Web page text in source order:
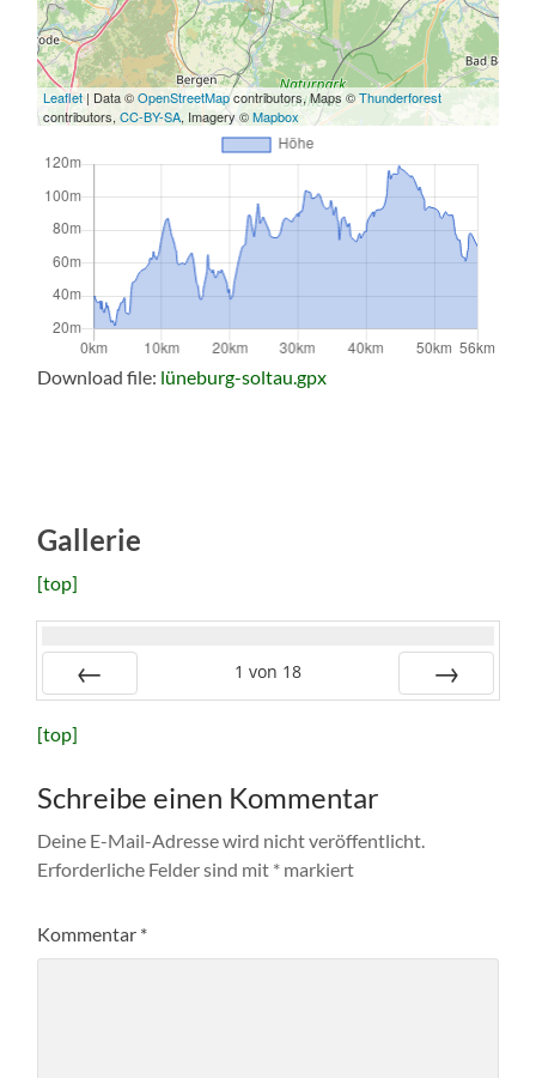
Leaflet| Data ©OpenStreetMapcontributors, Maps ©Thunderforest
contributors,CC-BY-SA, Imagery ©Mapbox
Download file: lüneburg-soltau.gpx
Gallerie
[top]
1 von 18
[top]
Schreibe einen Kommentar
Deine E-Mail-Adresse wird nicht veröffentlicht.
Erforderliche Felder sind mit * markiert
Kommentar *